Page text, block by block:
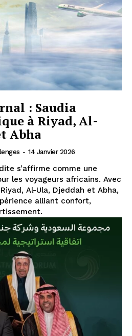
: Saudia
à Riyad, Al-
Abha
- 14 Janvier 2026
s’affirme comme une
les voyageurs africains. Avec
Al-Ula, Djeddah et Abha,
alliant confort,